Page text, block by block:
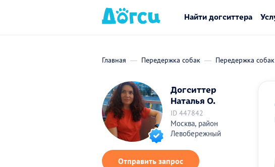
Найти догситтера
Главная Передержка собак Передержка
Догситтер
Наталья О.
ID 447842
Москва, район
Левобережный
Отправить запрос